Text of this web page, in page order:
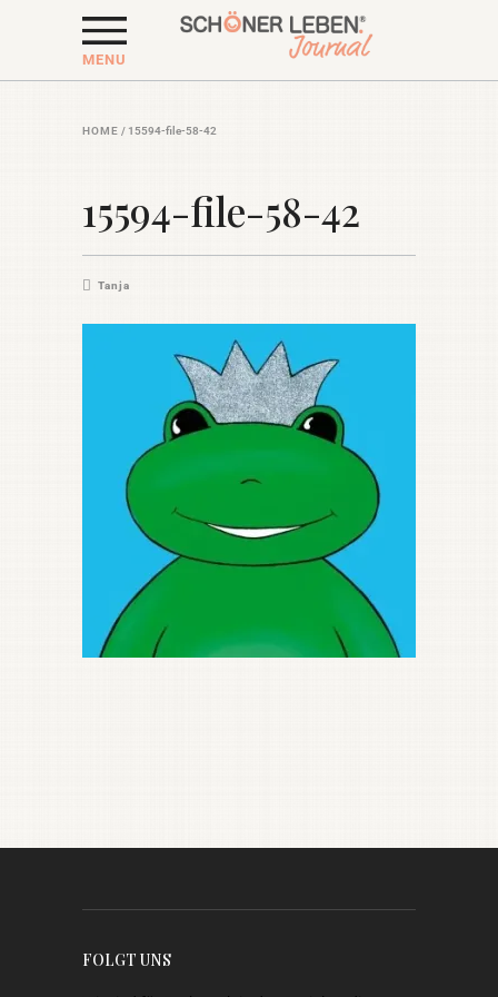
MENU
HOME / 15594-file-58-42
15594-file-58-42
Tanja
FOLGT UNS